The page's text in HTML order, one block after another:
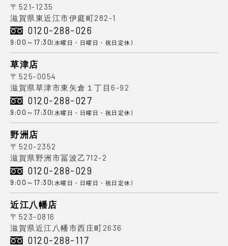
〒521-1235
滋賀県東近江市伊庭町282-1
0120-288-026
9:00～17:30(水曜日・日曜日・祝日定休)
草津店
〒525-0054
滋賀県草津市東矢倉１丁目6-92
0120-288-027
9:00～17:30(水曜日・日曜日・祝日定休)
野洲店
〒520-2352
滋賀県野洲市冨波乙712-2
0120-288-029
9:00～17:30(水曜日・日曜日・祝日定休)
近江八幡店
〒523-0816
滋賀県近江八幡市西庄町2636
0120-288-117